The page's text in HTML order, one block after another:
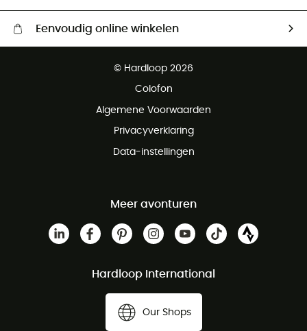
Eenvoudig online winkelen
Gratis retourneren binnen 100 dagen
© Hardloop 2026
Colofon
Algemene Voorwaarden
Privacyverklaring
Data-instellingen
Meer avonturen
Hardloop International
Our Shops